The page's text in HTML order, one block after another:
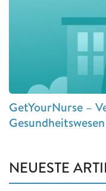
GetYourNurse –
Gesundheitswesen
NEUESTE